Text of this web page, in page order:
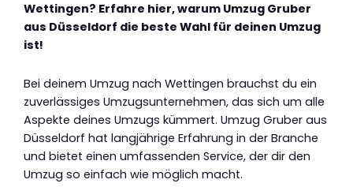
Wettingen? Erfahre hier, warum Umzug Gruber
aus Düsseldorf die beste Wahl für deinen Umzug
ist!
Bei deinem Umzug nach Wettingen brauchst du ein
zuverlässiges Umzugsunternehmen, das sich um alle
Aspekte deines Umzugs kümmert. Umzug Gruber aus
Düsseldorf hat langjährige Erfahrung in der Branche
und bietet einen umfassenden Service, der dir den
Umzug so einfach wie möglich macht.